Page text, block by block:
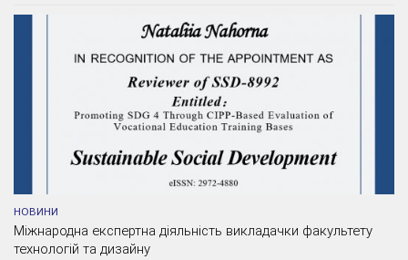
НОВИНИ
Міжнародна експертна діяльність викладачки факультету
технологій та дизайну